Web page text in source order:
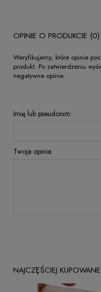
OPINIE O PRODUKCIE (0)
Weryfikujemy, które opinie
produkt. Po zatwierdzeniu
negatywne opinie
Imię lub pseudonim:
Twoja opinia:
NAJCZĘŚCIEJ KUPOWANE